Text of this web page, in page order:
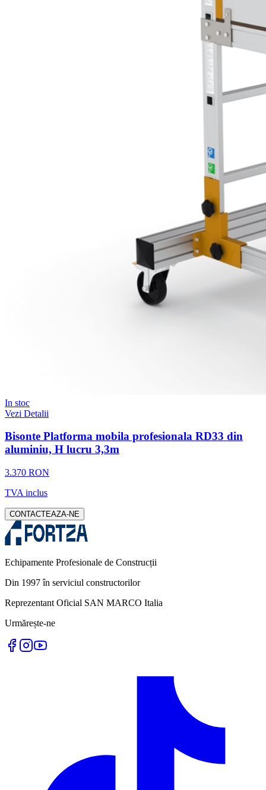
In stoc
Vezi Detalii
Bisonte Platforma mobila profesionala RD33 din
aluminiu, H lucru 3,3m
3.370 RON
TVA inclus
CONTACTEAZA-NE
Echipamente Profesionale de Construcții
Din 1997 în serviciul constructorilor
Reprezentant Oficial SAN MARCO Italia
Urmărește-ne